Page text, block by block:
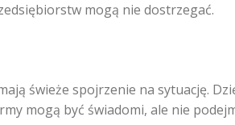
mogą nie dostrzegać.
świeże spojrzenie na sytuację.
mogą być świadomi, ale nie